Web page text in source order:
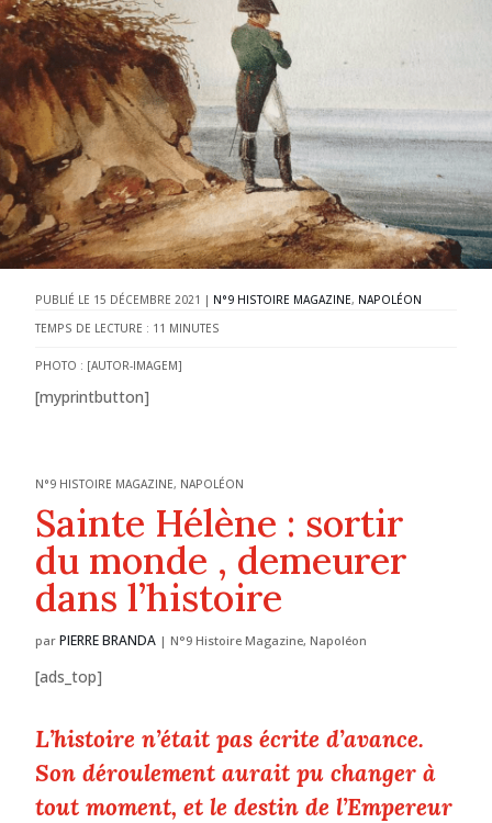
15 DÉCEMBRE 2021 | N°9 HISTOIRE MAGAZINE, NAPOLÉON
TEMPS DE LECTURE : 11 MINUTES
PHOTO : [AUTOR-IMAGEM]
[myprintbutton]
N°9 HISTOIRE MAGAZINE, NAPOLÉON
Sainte Hélène : sortir
du monde , demeurer
dans l’histoire
parPIERRE BRANDA | N°9 Histoire Magazine, Napoléon
[ads_top]
L’histoire n’était pas écrite d’avance.
Son déroulement aurait pu changer à
tout moment, et le destin de l’Empereur